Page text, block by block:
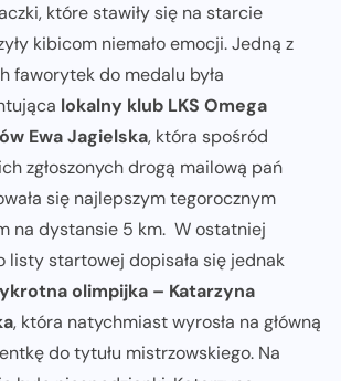
które stawiły się na starcie
kibicom niemało emocji. Jedną z
faworytek do medalu była
lokalny klub LKS Omega
Ewa Jagielska, która spośród
zgłoszonych drogą mailową pań
się najlepszym tegorocznym
na dystansie 5 km. W ostatniej
listy startowej dopisała się jednak
olimpijka – Katarzyna
, która natychmiast wyrosła na główną
do tytułu mistrzowskiego. Na